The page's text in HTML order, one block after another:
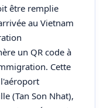
être remplie
au Vietnam
un QR code à
Cette
(Tan Son Nhat),